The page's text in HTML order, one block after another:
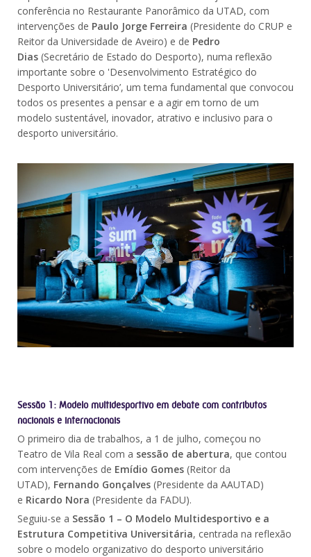
conferência no Restaurante Panorâmico da UTAD, com
intervenções de Paulo Jorge Ferreira (Presidente do CRUP e
Reitor da Universidade de Aveiro) e de Pedro
Dias (Secretário de Estado do Desporto), numa reflexão
importante sobre o 'Desenvolvimento Estratégico do
Desporto Universitário’, um tema fundamental que convocou
todos os presentes a pensar e a agir em torno de um
modelo sustentável, inovador, atrativo e inclusivo para o
desporto universitário.
Sessão 1: Modelo multidesportivo em debate com contributos
nacionais e internacionais
O primeiro dia de trabalhos, a 1 de julho, começou no
Teatro de Vila Real com a sessão de abertura, que contou
com intervenções de Emídio Gomes (Reitor da
UTAD), Fernando Gonçalves (Presidente da AAUTAD)
e Ricardo Nora (Presidente da FADU).
Seguiu-se a Sessão 1 – O Modelo Multidesportivo e a
Estrutura Competitiva Universitária, centrada na reflexão
sobre o modelo organizativo do desporto universitário